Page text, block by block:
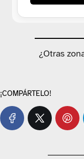
¿Otras
¡COMPÁRTELO!